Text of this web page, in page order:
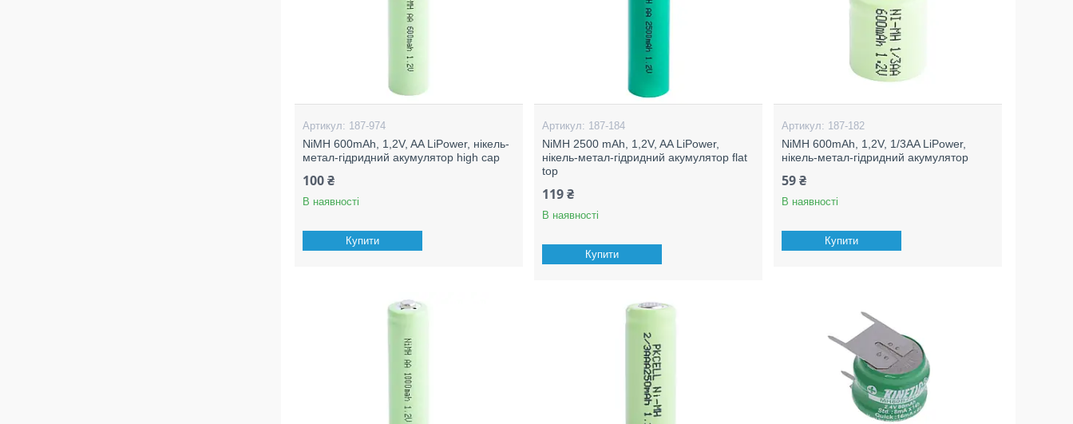
187-974
NiMH 600mAh, 1,2V, AA LiPower, нікель-
метал-гідридний акумулятор high cap
100 ₴
В наявності
Купити
187-184
NiMH 2500 mAh, 1,2V, AA LiPower,
нікель-метал-гідридний акумулятор flat
top
119 ₴
В наявності
Купити
187-182
NiMH 600mAh, 1,2V, 1/3AA LiPower,
нікель-метал-гідридний акумулятор
59 ₴
В наявності
Купити